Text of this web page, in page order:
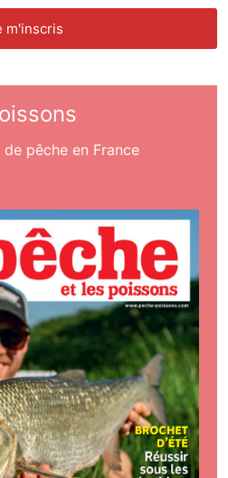
de pêche en France